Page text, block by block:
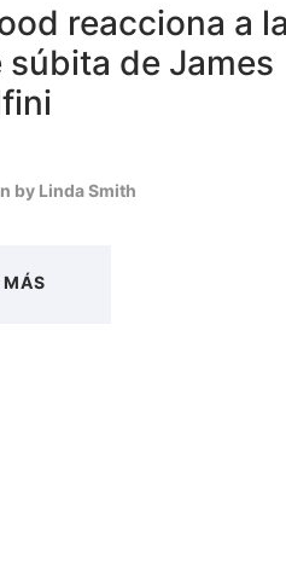
reacciona a la
súbita de James
by Linda Smith
MÁS